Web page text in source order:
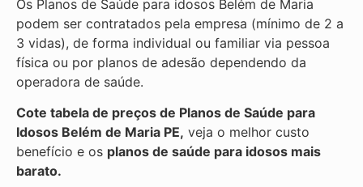
Os Planos de Saúde para idosos Belém de Maria
podem ser contratados pela empresa (mínimo de 2 a
3 vidas), de forma individual ou familiar via pessoa
física ou por planos de adesão dependendo da
operadora de saúde.
Cote tabela de preços de Planos de Saúde para
Idosos Belém de Maria PE, veja o melhor custo
benefício e os planos de saúde para idosos mais
barato.